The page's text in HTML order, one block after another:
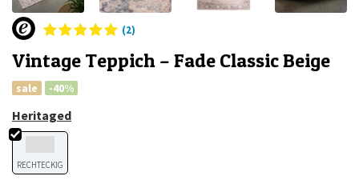
(2)
Vintage Teppich – Fade Classic Beige
sale -40%
Heritaged
RECHTECKIG